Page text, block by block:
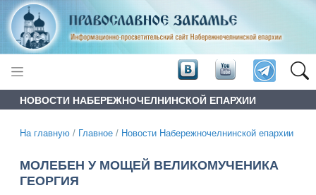
НОВОСТИ НАБЕРЕЖНОЧЕЛНИНСКОЙ ЕПАРХИИ
На главную / Главное / Новости Набережночелнинской епархии
МОЛЕБЕН У МОЩЕЙ ВЕЛИКОМУЧЕНИКА
ГЕОРГИЯ